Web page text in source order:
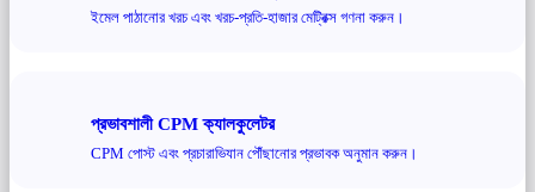
ইমেল পাঠানোর খরচ এবং খরচ-প্রতি-হাজার মেট্রিক্স গণনা করুন।
প্রভাবশালী CPM ক্যালকুলেটর
CPM পোস্ট এবং প্রচারাভিযান পৌঁছানোর প্রভাবক অনুমান করুন।